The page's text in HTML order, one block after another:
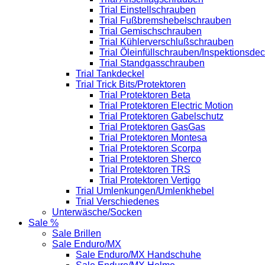
Trial Einstellschrauben
Trial Fußbremshebelschrauben
Trial Gemischschrauben
Trial Kühlerverschlußschrauben
Trial Öleinfüllschrauben/
Trial Standgasschrauben
Trial Tankdeckel
Trial Trick Bits/Protektoren
Trial Protektoren Beta
Trial Protektoren Electric Motion
Trial Protektoren Gabelschutz
Trial Protektoren GasGas
Trial Protektoren Montesa
Trial Protektoren Scorpa
Trial Protektoren Sherco
Trial Protektoren TRS
Trial Protektoren Vertigo
Trial Umlenkungen/Umlenkhebel
Trial Verschiedenes
Unterwäsche/Socken
Sale %
Sale Brillen
Sale Enduro/MX
Sale Enduro/MX Handschuhe